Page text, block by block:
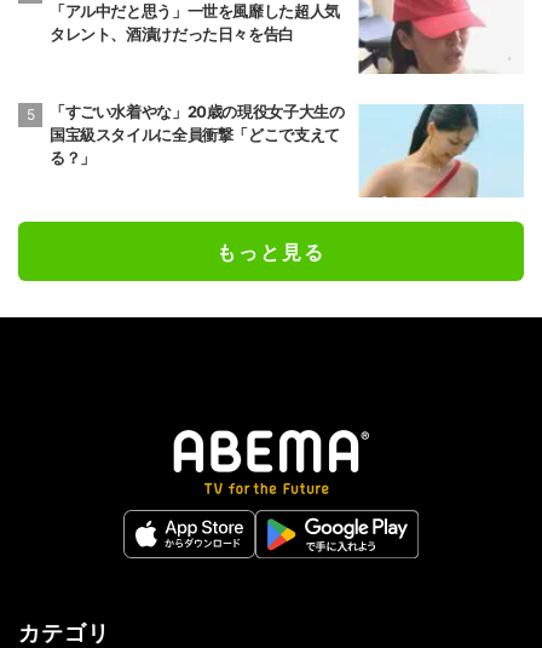
「アル中だと思う」一世を風靡した超人気
タレント、酒漬けだった日々を告白
「すごい水着やな」20歳の現役女子大生の
国宝級スタイルに全員衝撃「どこで支えて
る？」
もっと見る
カテゴリ